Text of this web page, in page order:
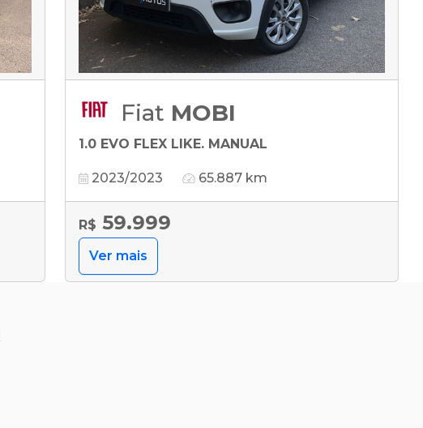
Fiat MOBI
1.0 EVO FLEX LIKE. MANUAL
2023/2023 65.887 km
R$ 59.999
Ver mais